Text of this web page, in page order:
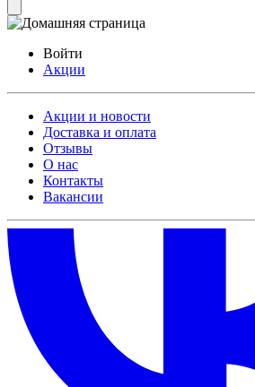
Войти
Акции
Акции и новости
Доставка и оплата
Отзывы
О нас
Контакты
Вакансии